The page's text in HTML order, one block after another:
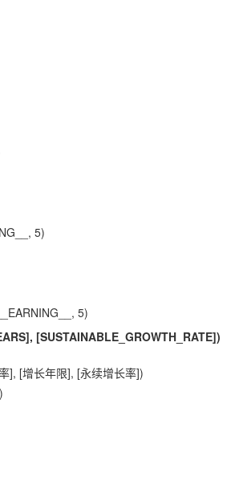
5)
5)
[SUSTAINABLE_GROWTH_RATE])
], [增长年限], [永续增长率])